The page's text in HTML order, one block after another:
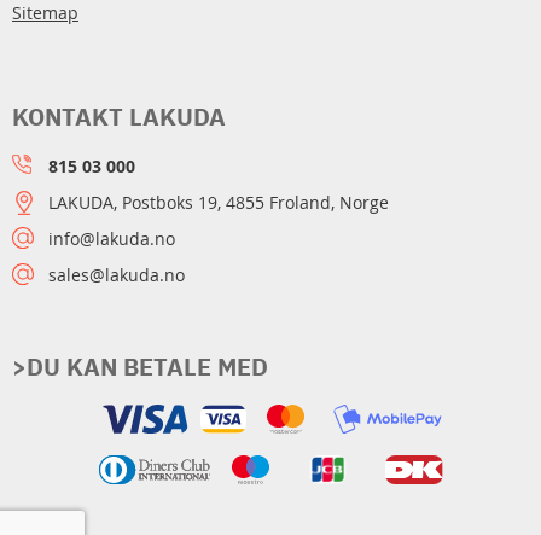
Sitemap
>DU KAN BETALE MED
KONTAKT LAKUDA
815 03 000
LAKUDA, Postboks 19, 4855 Froland, Norge
info@lakuda.no
sales@lakuda.no